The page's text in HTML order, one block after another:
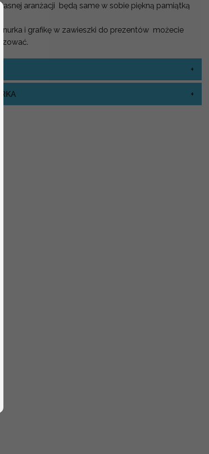
aranżacji będą same w sobie piękną pamiątką
i grafikę w zawieszki do prezentów możecie